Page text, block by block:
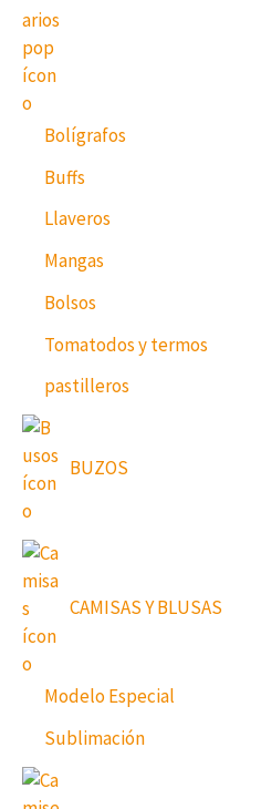
Bolígrafos
Buffs
Llaveros
Mangas
Bolsos
Tomatodos y termos
pastilleros
BUZOS
CAMISAS Y BLUSAS
Modelo Especial
Sublimación